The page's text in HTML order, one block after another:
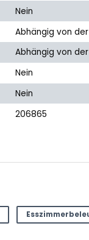
Nein
Abhängig von
Abhängig von
Nein
Nein
206865